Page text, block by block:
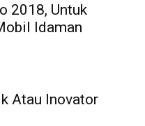
2018, Untuk
Idaman
Atau Inovator